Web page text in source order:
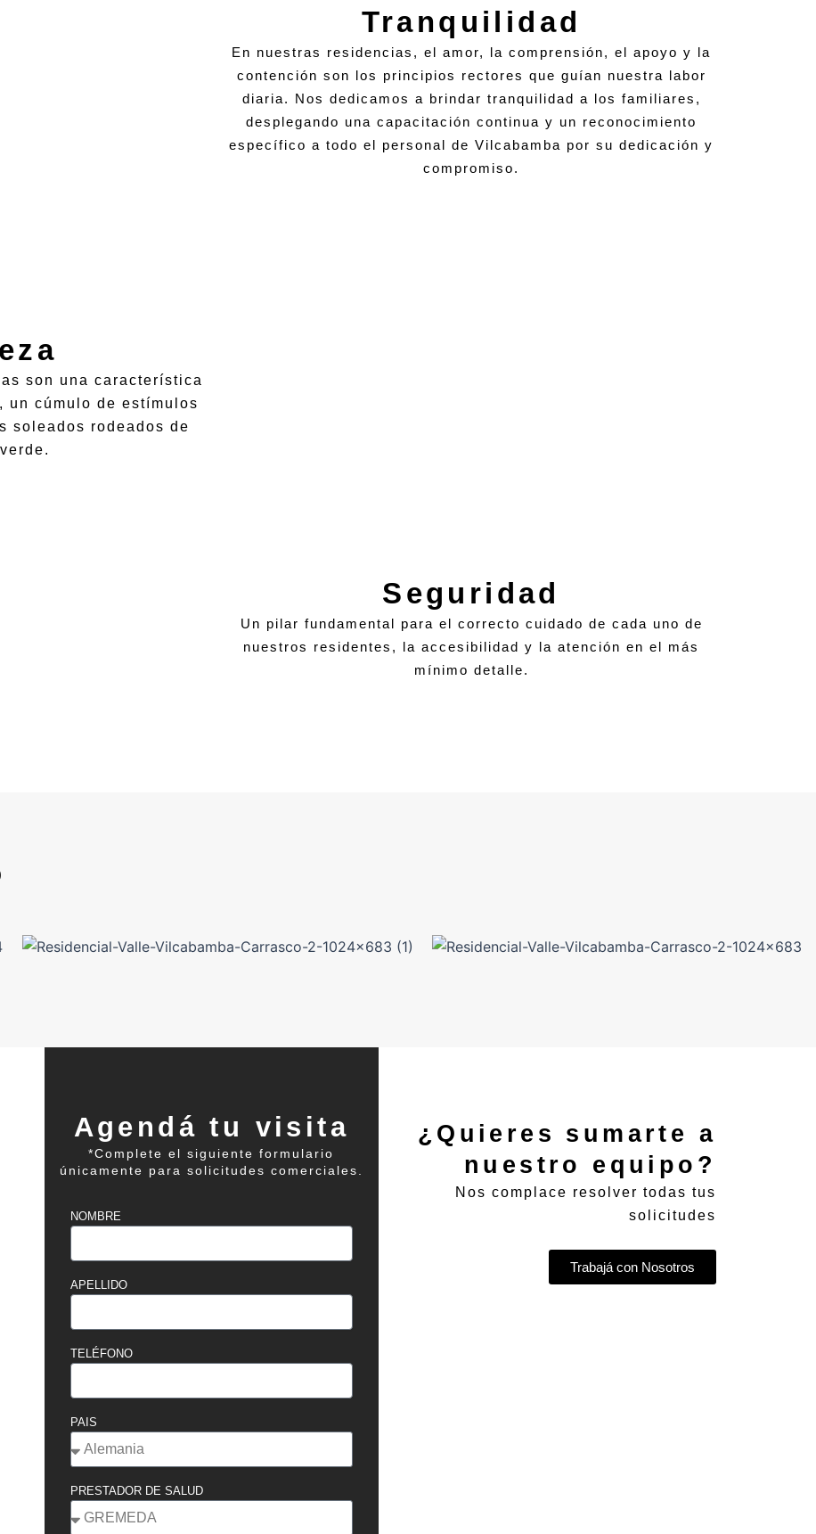
Tranquilidad
En nuestras residencias, el amor, la comprensión, el apoyo y la
contención son los principios rectores que guían nuestra labor
diaria. Nos dedicamos a brindar tranquilidad a los familiares,
desplegando una capacitación continua y un reconocimiento
específico a todo el personal de Vilcabamba por su dedicación y
compromiso.
son una característica
un cúmulo de estímulos
soleados rodeados de
Seguridad
Un pilar fundamental para el correcto cuidado de cada uno de
nuestros residentes, la accesibilidad y la atención en el más
mínimo detalle.
Agendá tu visita
*Complete el siguiente formulario
únicamente para solicitudes comerciales.
NOMBRE
APELLIDO
TELÉFONO
PAIS
PRESTADOR DE SALUD
¿Quieres sumarte a
nuestro equipo?
Nos complace resolver todas tus
solicitudes
Trabajá con Nosotros